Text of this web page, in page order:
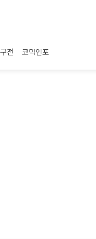
전 코믹인포